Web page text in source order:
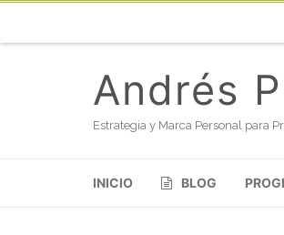
Andrés
Estrategia y Marca Personal para
INICIO BLOG